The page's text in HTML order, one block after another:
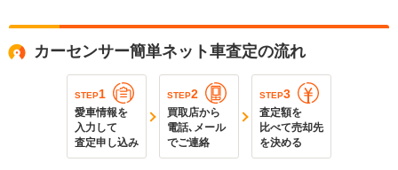
カーセンサー簡単ネット車査定の流れ
STEP1
愛車情報を
入力して
査定申し込み
STEP2
買取店から
電話､メール
でご連絡
STEP3
査定額を
比べて売却先
を決める